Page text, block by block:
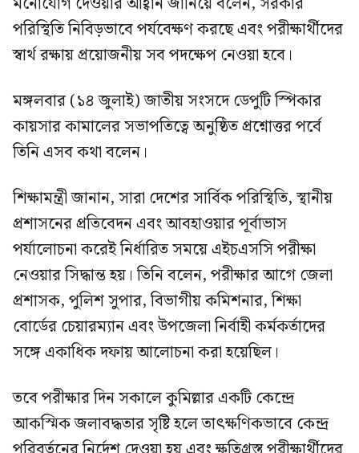
পরিস্থিতি নিবিড়ভাবে পর্যবেক্ষণ করছে এবং পরীক্ষার্থীদের
স্বার্থ রক্ষায় প্রয়োজনীয় সব পদক্ষেপ নেওয়া হবে।
মঙ্গলবার (১৪ জুলাই) জাতীয় সংসদে ডেপুটি স্পিকার
কায়সার কামালের সভাপতিত্বে অনুষ্ঠিত প্রশ্নোত্তর পর্বে
তিনি এসব কথা বলেন।
শিক্ষামন্ত্রী জানান, সারা দেশের সার্বিক পরিস্থিতি, স্থানীয়
প্রশাসনের প্রতিবেদন এবং আবহাওয়ার পূর্বাভাস
পর্যালোচনা করেই নির্ধারিত সময়ে এইচএসসি পরীক্ষা
নেওয়ার সিদ্ধান্ত হয়। তিনি বলেন, পরীক্ষার আগে জেলা
প্রশাসক, পুলিশ সুপার, বিভাগীয় কমিশনার, শিক্ষা
বোর্ডের চেয়ারম্যান এবং উপজেলা নির্বাহী কর্মকর্তাদের
সঙ্গে একাধিক দফায় আলোচনা করা হয়েছিল।
তবে পরীক্ষার দিন সকালে কুমিল্লার একটি কেন্দ্রে
আকস্মিক জলাবদ্ধতার সৃষ্টি হলে তাৎক্ষণিকভাবে কেন্দ্র